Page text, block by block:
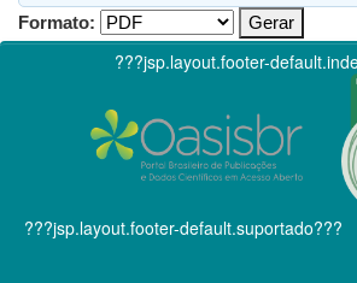
Formato:
???jsp.layout.footer-
???jsp.layout.footer-default.suportado???